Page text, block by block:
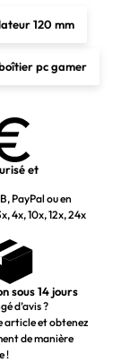
120 mm
pc gamer
et
PayPal ou en
4x, 10x, 12x, 24x
sous 14 jours
d’avis ?
article et obtenez
de manière
!